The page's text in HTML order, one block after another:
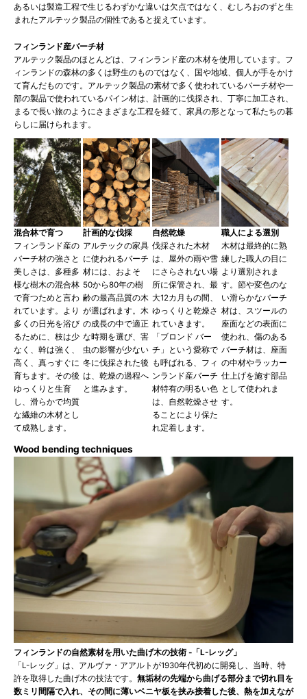
あるいは製造工程で生じるわずかな違いは欠点ではなく、むしろおのずと生
まれたアルテック製品の個性であると捉えています。
フィンランド産バーチ材
アルテック製品のほとんどは、フィンランド産の木材を使用しています。フ
ィンランドの森林の多くは野生のものではなく、国や地域、個人が手をかけ
て育んだものです。アルテック製品の素材で多く使われているバーチ材や一
部の製品で使われているパイン材は、計画的に伐採され、丁寧に加工され、
まるで長い旅のようにさまざまな工程を経て、家具の形となって私たちの暮
らしに届けられます。
混合林で育つ
フィンランド産の
バーチ材の強さと
美しさは、多種多
様な樹木の混合林
で育つためと言わ
れています。より
多くの日光を浴び
るために、枝は少
なく、幹は強く、
高く、真っすぐに
育ちます。その後
ゆっくりと生育
し、滑らかで均質
な繊維の木材とし
て成熟します。
計画的な伐採
アルテックの家具
に使われるバーチ
材には、およそ
50から80年の樹
齢の最高品質の木
が選ばれます。木
の成長の中で適正
な時期を選び、害
虫の影響が少ない
冬に伐採された後
は、乾燥の過程へ
と進みます。
自然乾燥
伐採された木材
は、屋外の雨や雪
にさらされない場
所に保管され、最
大12カ月もの間、
ゆっくりと乾燥さ
れていきます。
「ブロンド バー
チ」という愛称で
も呼ばれる、フィ
ンランド産バーチ
材特有の明るい色
は、自然乾燥させ
ることにより保た
れ定着します。
職人による選別
木材は最終的に熟
練した職人の目に
より選別されま
す。節や変色のな
い滑らかなバーチ
材は、スツールの
座面などの表面に
使われ、傷のある
バーチ材は、座面
の中材やラッカー
仕上げを施す部品
として使われま
す。
Wood bending techniques
フィンランドの自然素材を用いた曲げ木の技術 -「L-レッグ」
「L-レッグ」は、アルヴァ・アアルトが1930年代初めに開発し、当時、特
許を取得した曲げ木の技法です。 無垢材の先端から曲げる部分まで切れ目を
数ミリ間隔で入れ、その間に薄いベニヤ板を挟み接着した後、熱を加えなが